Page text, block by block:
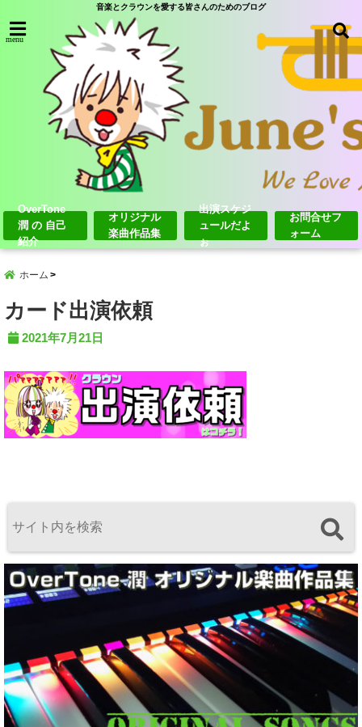
音楽とクラウンを愛する皆さんのためのブログ
menu
OverTone
潤 の 自己
紹介
オリジナル
楽曲作品集
出演スケジ
ュールだよ
ぉ
お問合せフ
ォーム
ホーム
カード出演依頼
2021年7月21日